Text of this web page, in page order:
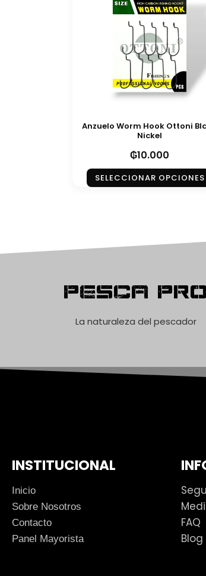
Anzuelo Worm Hook Ottoni
Nickel
₲10.000
SELECCIONAR OPCIONES
Pesca Pro
La naturaleza del pescador
INSTITUCIONAL
Inicio
Sobre Nosotros
Contacto
Panel Mayorista
FAQ
Blog